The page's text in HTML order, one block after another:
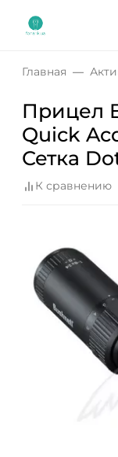
Главная
Прицел
Quick
Сетка
К сравнению